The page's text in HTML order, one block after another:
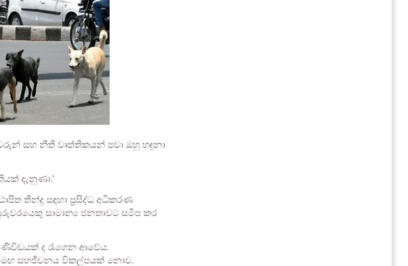
සහ නීති වෘත්තිකයන් පවා ඔහු හඳුනා
දැනුණා,”
තීන්දු සඳහා ප්‍රසිද්ධ අධිකරණ
සාමාන්‍ය ජනතාවට සමීප කර
ද රැගෙන ආවේය.
සහජීවනය විකල්පයක් නොව,